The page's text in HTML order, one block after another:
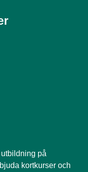
på
kortkurser och